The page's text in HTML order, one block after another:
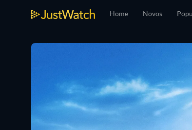
Home Novos